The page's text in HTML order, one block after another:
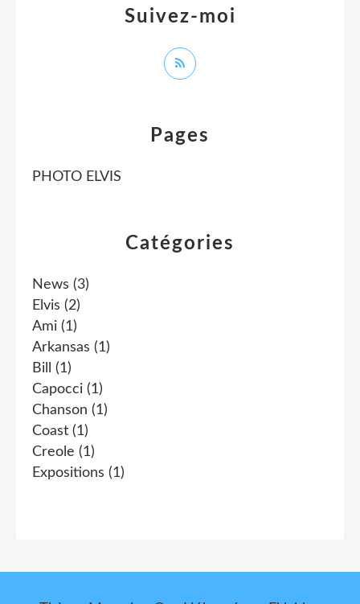
Catégories
News (3)
Elvis (2)
Ami (1)
Arkansas (1)
Bill
(1)
Capocci (1)
Chanson (1)
Coast (1)
Creole (1)
Expositions (1)
Pages
PHOTO ELVIS
Suivez-moi